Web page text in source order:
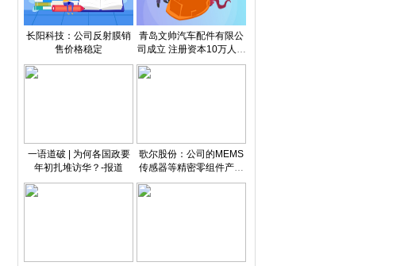
长阳科技：公司反射膜销
售价格稳定
青岛文帅汽车配件有限公
司成立 注册资本10万人民
币|每日看点
一语道破 | 为何各国政要
年初扎堆访华？-报道
歌尔股份：公司的MEMS
传感器等精密零组件产品
有在机器人相关领域内的